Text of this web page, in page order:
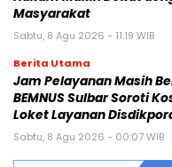
Masyarakat
Sabtu, 8 Agu 2026 - 11:19 WIB
Berita Utama
Jam Pelayanan Masih
BEMNUS Sulbar Soroti
Loket Layanan
Sabtu, 8 Agu 2026 - 00:07 WIB